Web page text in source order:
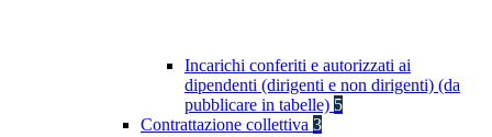
Incarichi conferiti e autorizzati ai
dipendenti (dirigenti e non dirigenti) (da
pubblicare in tabelle) 5
Contrattazione collettiva 3